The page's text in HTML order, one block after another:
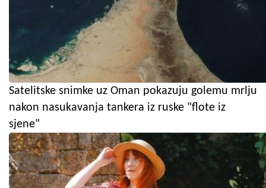
Satelitske snimke uz Oman pokazuju golemu mrlju
nakon nasukavanja tankera iz ruske "flote iz
sjene"